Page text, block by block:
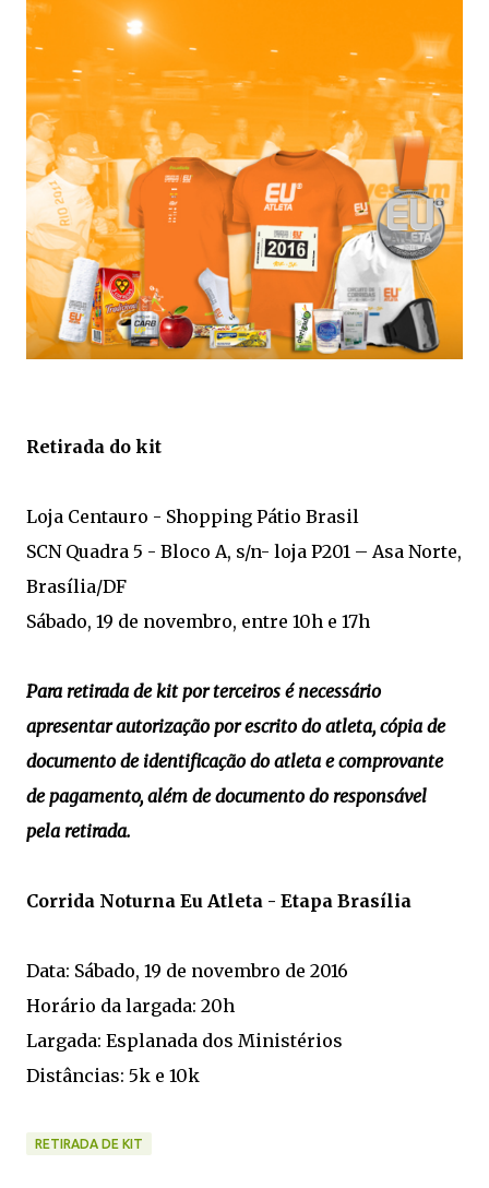
Retirada do kit
Loja Centauro - Shopping Pátio Brasil
SCN Quadra 5 - Bloco A, s/n- loja P201 – Asa Norte,
Brasília/DF
Sábado, 19 de novembro, entre 10h e 17h
Para retirada de kit por terceiros é necessário
apresentar autorização por escrito do atleta, cópia de
documento de identificação do atleta e comprovante
de pagamento, além de documento do responsável
pela retirada.
Corrida Noturna Eu Atleta - Etapa Brasília
Data: Sábado, 19 de novembro de 2016
Horário da largada: 20h
Largada: Esplanada dos Ministérios
Distâncias: 5k e 10k
RETIRADA DE KIT